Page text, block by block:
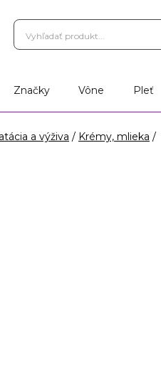
Značky Vône Pleť
a výživa Krémy, mlieka